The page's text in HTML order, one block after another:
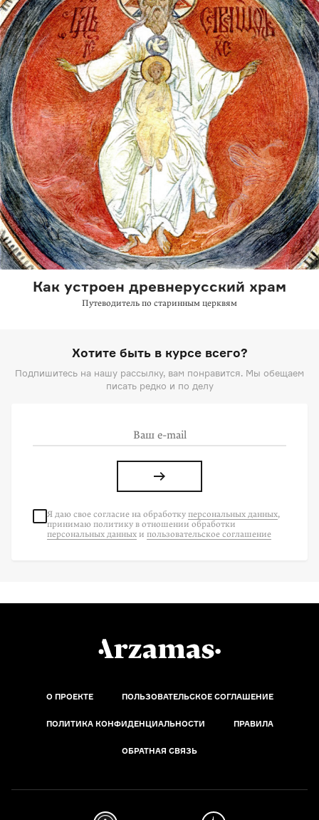
Как устроен древнерусский храм
Путеводитель по старинным церквям
Хотите быть в курсе всего?
Подпишитесь на нашу рассылку, вам понравится. Мы обещаем
писать редко и по делу
Я даю свое согласие на обработку персональных данных,
принимаю политику в отношении обработки
персональных данных и пользовательское соглашение
О ПРОЕКТЕ ПОЛЬЗОВАТЕЛЬСКОЕ СОГЛАШЕНИЕ
ПОЛИТИКА КОНФИДЕНЦИАЛЬНОСТИ ПРАВИЛА
ОБРАТНАЯ СВЯЗЬ